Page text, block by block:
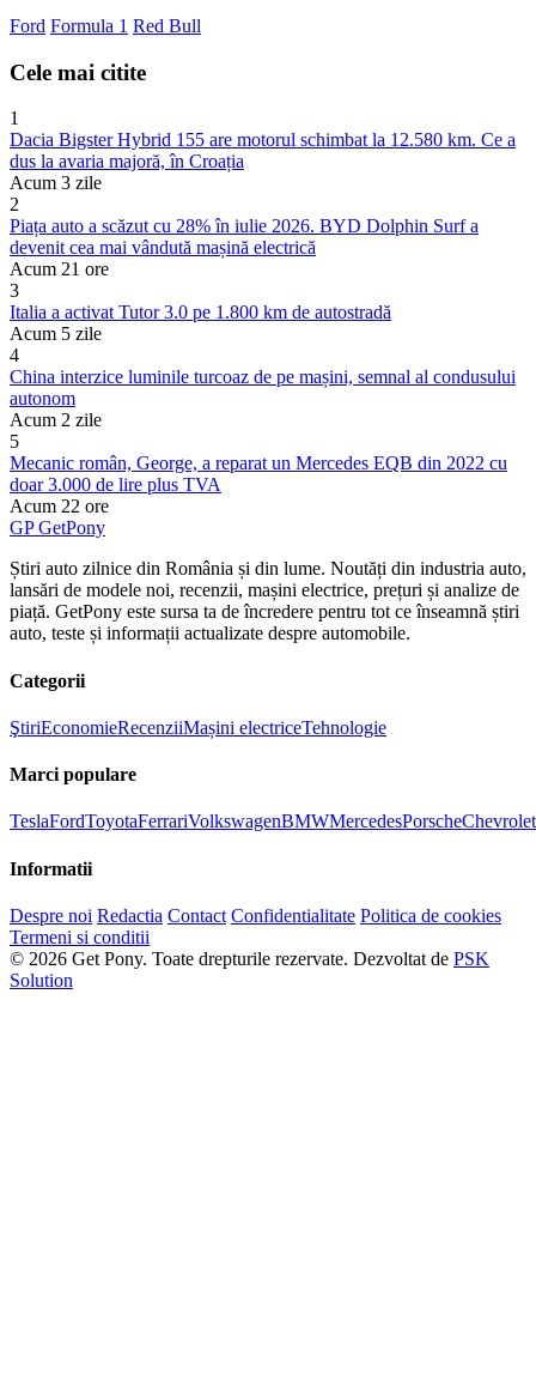
Ford Formula 1 Red Bull
Cele mai citite
1
Dacia Bigster Hybrid 155 are motorul schimbat la 12.580 km. Ce a
dus la avaria majoră, în Croația
Acum 3 zile
2
Piața auto a scăzut cu 28% în iulie 2026. BYD Dolphin Surf a
devenit cea mai vândută mașină electrică
Acum 21 ore
3
Italia a activat Tutor 3.0 pe 1.800 km de autostradă
Acum 5 zile
4
China interzice luminile turcoaz de pe mașini, semnal al condusului
autonom
Acum 2 zile
5
Mecanic român, George, a reparat un Mercedes EQB din 2022 cu
doar 3.000 de lire plus TVA
Acum 22 ore
GPGetPony
Știri auto zilnice din România și din lume. Noutăți din industria auto,
lansări de modele noi, recenzii, mașini electrice, prețuri și analize de
piață. GetPony este sursa ta de încredere pentru tot ce înseamnă știri
auto, teste și informații actualizate despre automobile.
Categorii
ŞtiriEconomieRecenziiMașini electriceTehnologie
Marci populare
TeslaFordToyotaFerrariVolkswagenBMWMercedesPorscheChevrolet
Informatii
Despre noi Redactia Contact Confidentialitate Politica de cookies
Termeni si conditii
© 2026 Get Pony. Toate drepturile rezervate. Dezvoltat de PSK
Solution